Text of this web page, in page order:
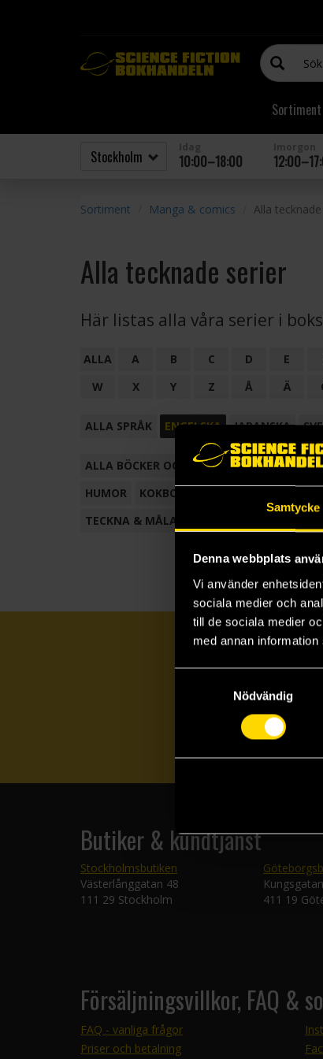
Samtycke
Denna webbplats
Vi använder
sociala medier och
till de sociala medier
med annan
Nödvändig
Sortiment
10:00–18:00
Sortiment Manga & comics Alla
Alla tecknade serier
Här listas alla våra serier i
ALLA A B C D E
W
X Y Z Å Ä
ALLA SPRÅK ENGELSKA JAPANSKA
ALLA BÖCKER OCH TECKNADE SERIER
HUMOR
KOKBOK
TECKNA & MÅLA
Butiker & kundtjänst
Stockholmsbutiken
Västerlånggatan 48
111 29 Stockholm
411 19
Försäljningsvillkor, FAQ &
FAQ - vanliga frågor
Priser och betalning